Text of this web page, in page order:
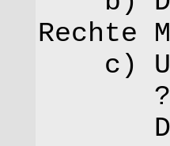
Rechte
c)